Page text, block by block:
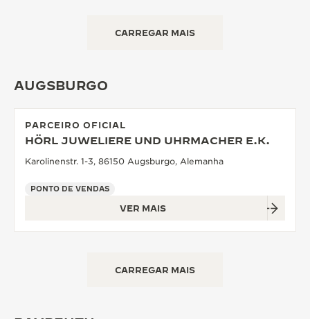
CARREGAR MAIS
AUGSBURGO
PARCEIRO OFICIAL
HÖRL JUWELIERE UND UHRMACHER E.K.
Karolinenstr. 1-3, 86150 Augsburgo, Alemanha
PONTO DE VENDAS
VER MAIS
CARREGAR MAIS